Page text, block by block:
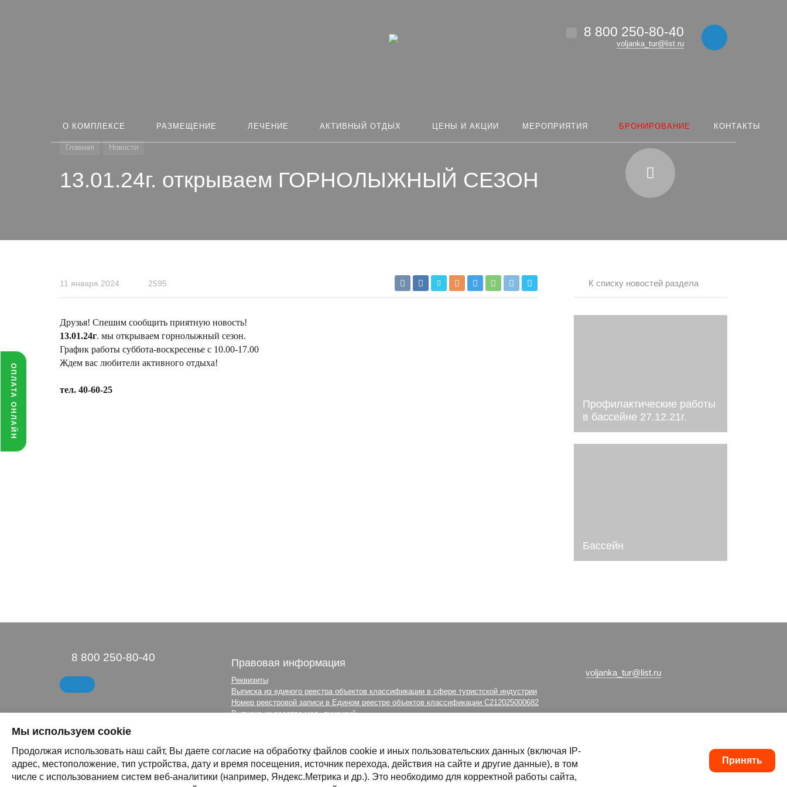
8 800 250-80-40
voljanka_tur@list.ru
О КОМПЛЕКСЕ РАЗМЕЩЕНИЕ ЛЕЧЕНИЕ АКТИВНЫЙ ОТДЫХ ЦЕНЫ И АКЦИИ МЕРОПРИЯТИЯ БРОНИРОВАНИЕ КОНТАКТЫ
Главная Новости
13.01.24г. открываем ГОРНОЛЫЖНЫЙ СЕЗОН
К списку новостей раздела
Профилактические работы
в бассейне 27.12.21г.
Бассейн
11 января 2024 2595
Друзья! Спешим сообщить приятную новость!
13.01.24г. мы открываем горнолыжный сезон.
График работы суббота-воскресенье с 10.00-17.00
Ждем вас любители активного отдыха!
тел. 40-60-25
ОПЛАТА ОНЛАЙН
8 800 250-80-40 Правовая информация
Реквизиты
Выписка из единого реестра объектов классификации в сфере туристской индустрии
Номер реестровой записи в Едином реестре объектов классификации С212025000682
Выписка из реестра мед. лицензий
Мы используем cookie
Продолжая использовать наш сайт, Вы даете согласие на обработку файлов cookie и иных пользовательских данных (включая IP-
адрес, местоположение, тип устройства, дату и время посещения, источник перехода, действия на сайте и другие данные), в том
числе с использованием систем веб-аналитики (например, Яндекс.Метрика и др.). Это необходимо для корректной работы сайта,
Принять
voljanka_tur@list.ru